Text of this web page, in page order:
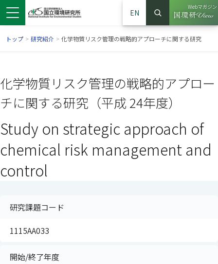
ウで開きます）
ンドウで開きます）
ウインドウで開きます）
EN
サイト内検索
検索
Webマガジン
（別ウイ
トップ > 研究紹介 > 化学物質リスク管理の戦略的アプローチに関する研究
化学物質リスク管理の戦略的アプロー
チに関する研究（平成 24年度）
Study on strategic approach of
chemical risk management and
control
研究課題コード
1115AA033
開始/終了年度